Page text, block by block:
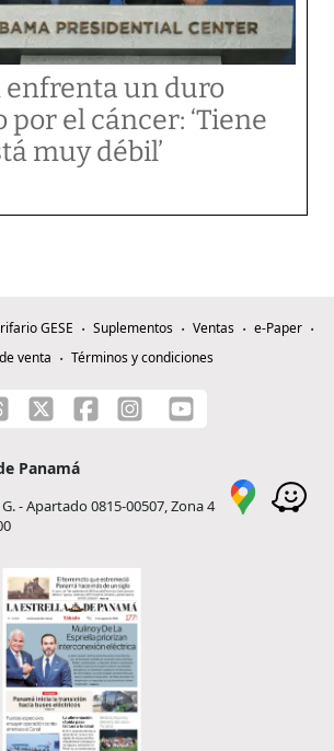
enfrenta un duro
el cáncer: ‘Tiene
muy débil’
GESE Suplementos Ventas
e-Paper
venta
Términos y condiciones
Panamá
- Apartado 0815-00507, Zona 4